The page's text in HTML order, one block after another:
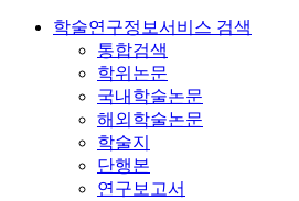
학술연구정보서비스 검색
통합검색
학위논문
국내학술논문
해외학술논문
학술지
단행본
연구보고서